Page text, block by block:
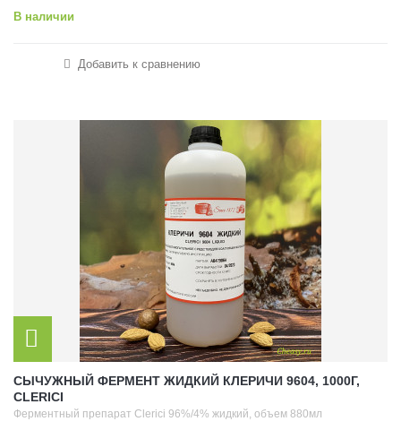
В наличии
Добавить к сравнению
СЫЧУЖНЫЙ ФЕРМЕНТ ЖИДКИЙ КЛЕРИЧИ 9604, 1000Г,
CLERICI
Ферментный препарат Clerici 96%/4% жидкий, объем 880мл